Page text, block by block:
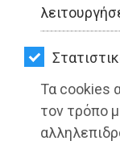
Τα cookies
τον τρόπο
ΥΓΕΙΑ
ΤΑΞΙΔΙΑ
ΕΞΟΔΟΣ